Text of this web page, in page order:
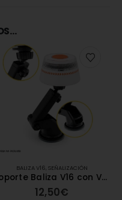
BALIZA V16, SEÑALIZACIÓN
Soporte Baliza V16 con Ventosa largo
12,50€